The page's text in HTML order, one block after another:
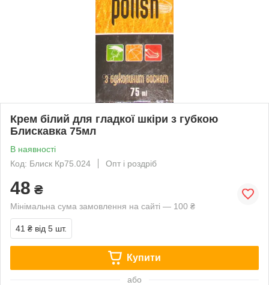
Крем білий для гладкої шкіри з губкою
Блискавка 75мл
В наявності
Код: Блиск Кр75.024
Опт і роздріб
48 ₴
Мінімальна сума замовлення на сайті — 100 ₴
41 ₴ від 5 шт.
Купити
або